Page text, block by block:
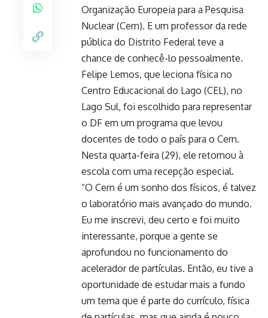
Organização Europeia para a Pesquisa
Nuclear (Cern). E um professor da rede
pública do Distrito Federal teve a
chance de conhecê-lo pessoalmente.
Felipe Lemos, que leciona física no
Centro Educacional do Lago (CEL), no
Lago Sul, foi escolhido para representar
o DF em um programa que levou
docentes de todo o país para o Cern.
Nesta quarta-feira (29), ele retornou à
escola com uma recepção especial.
“O Cern é um sonho dos físicos, é talvez
o laboratório mais avançado do mundo.
Eu me inscrevi, deu certo e foi muito
interessante, porque a gente se
aprofundou no funcionamento do
acelerador de partículas. Então, eu tive a
oportunidade de estudar mais a fundo
um tema que é parte do currículo, física